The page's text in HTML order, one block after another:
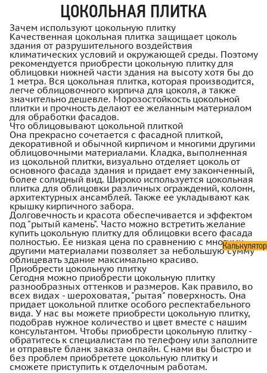
ЦОКОЛЬНАЯ ПЛИТКА
Зачем используют цокольную плитку
Качественная цокольная плитка защищает цоколь
здания от разрушительного воздействия
климатических условий и окружающей среды. Поэтому
рекомендуется приобрести цокольную плитку для
облицовки нижней части здания на высоту хотя бы до
1 метра. Вся цокольная плитка, которая производится,
легче облицовочного кирпича для цоколя, а также
значительно дешевле. Морозостойкость цокольной
плитки и прочность делают ее желанным материалом
для обработки фасадов.
Что облицовывают цокольной плиткой
Она прекрасно сочетается с фасадной плиткой,
декоративной и обычной кирпичом и многими другими
облицовочными материалами. Кладка, выполненная
из цокольной плитки, визуально отделяет цоколь от
основного фасада здания и придает ему законченный,
более солидный вид. Широко используется цокольная
плитка для облицовки различных ограждений, колонн,
архитектурных ансамблей. Также ее укладывают как
крышку кирпичного забора.
Долговечность и красота обеспечивается и эффектом
под "рытый камень". Часто можно встретить желание
купить цокольную плитку для облицовки всего фасада
полностью. Ее низкая цена по сравнению с многими
другими материалами позволяет за небольшую сумму
облицевать здание максимально красиво.
Приобрести цокольную плитку
Сегодня можно приобрести цокольную плитку
разнообразных оттенков и размеров. Как правило, во
всех видах - шероховатая, "рытая" поверхность. Она
придает цокольной плитке особого респектабельного
вида. У нас вы можете приобрести цокольную плитку,
подобрав нужное количество и цвет вместе с нашим
консультантом. Чтобы приобрести цокольную плитку -
обратитесь к специалистам по телефону или заполните
и отправьте бланк заказа онлайн. С нами вы быстро и
без проблем приобретете цокольную плитку и
сможете приступить к отделочным работам.
Калькулятор